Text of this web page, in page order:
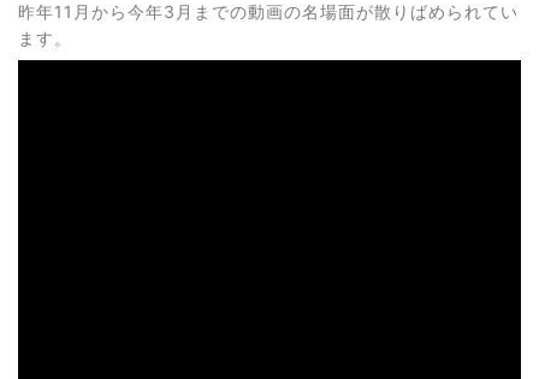
昨年11月から今年3月までの動画の名場面が散りばめられてい
ます。